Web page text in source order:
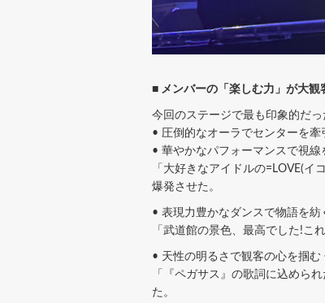
■ メンバーの「楽しむ力」が大観
今回のステージで最も印象的だ
• 圧倒的なオーラでセンターを牽
• 華やかなパフォーマンスで視
「大好きなアイドルの=LOVE(
爆発させた。
• 表現力豊かなダンスで物語を紡
「武道館の景色、最高でした!こ
• 天性の明るさで観客の心を掴む
「『ペガサス』の歌詞に込めら
た。